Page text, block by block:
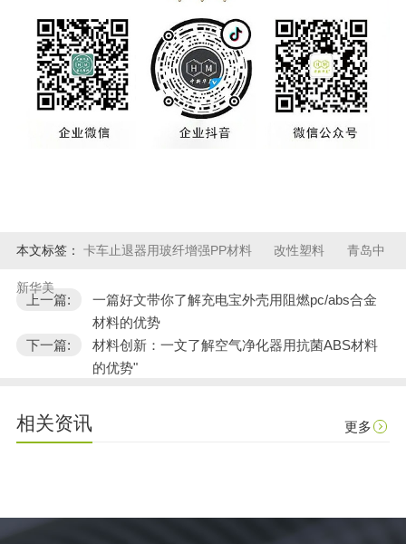
本文标签： 卡车止退器用玻纤增强PP材料 改性塑料 青岛中
新华美
上一篇:
一篇好文带你了解充电宝外壳用阻燃pc/abs合金
材料的优势
下一篇:
材料创新：一文了解空气净化器用抗菌ABS材料
的优势"
相关资讯 更多